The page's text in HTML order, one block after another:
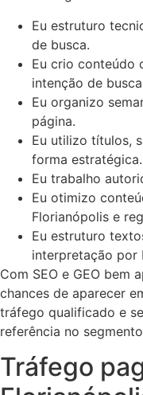
Eu estruturo
de busca.
Eu crio conteúdo
intenção de
Eu organizo
página.
Eu utilizo títulos,
forma estratégica.
Eu trabalho
Eu otimizo
Florianópolis e
Eu estruturo
interpretação por
Com SEO e GEO bem
chances de aparecer
tráfego qualificado e
referência no
Tráfego